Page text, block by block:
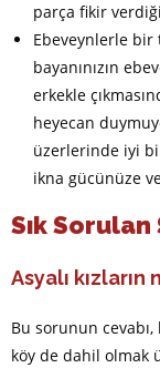
parça fikir
Ebeveynlerle bir
bayanınızın
erkekle
heyecan
üzerlerinde iyi
ikna gücünüze
Sık
Asyalı
Bu sorunun
köy de dahil olmak